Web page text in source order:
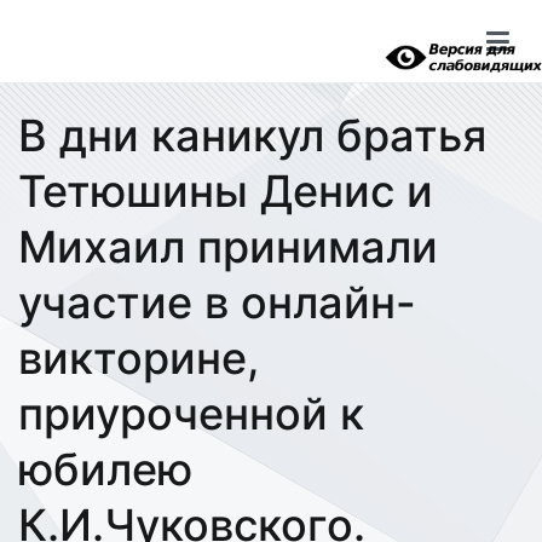
В дни каникул братья
Тетюшины Денис и
Михаил принимали
участие в онлайн-
викторине,
приуроченной к
юбилею
К.И.Чуковского.